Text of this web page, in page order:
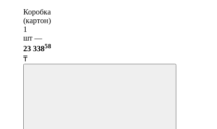
Коробка
(картон)
1
шт —
23 33858
₸